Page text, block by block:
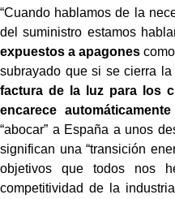
“Cuando hablamos de la
del suministro estamos
expuestos a apagones
subrayado que si se cierra
factura de la luz para los
encarece automáticamente
“abocar” a España a unos
significan una “transición
objetivos que todos nos
competitividad de la